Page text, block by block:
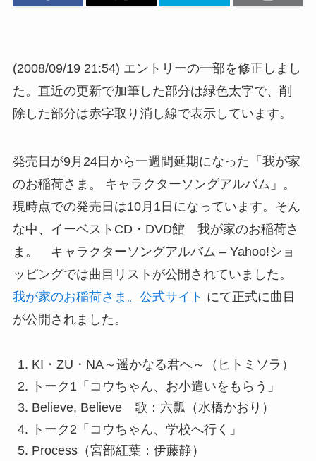
(2008/09/19 21:54) エントリーの一部を修正しまし
た。直近の更新で加筆した部分は緑色太字で、削
除した部分は赤字取り消し線で表示しています。
発売日が9月24日から一週間延期になった「我が家
のお稲荷さま。 キャラクターソングアルバム」。
現時点での発売日は10月1日になっています。 そん
な中、イーベストCD・DVD館 我が家のお稲荷さ
ま。 キャラクターソングアルバム – Yahoo!ショ
ッピングでは曲目リストが公開されていました。
我が家のお稲荷さま。公式サイト にて正式に曲目
が公開されました。
KI・ZU・NA～遥かなる君へ～（ヒトミソラ）
トーク1「コウちゃん、お小遣いをもらう」
Believe, Believe 歌：六瓢（水橋かおり）
トーク2「コウちゃん、学校へ行く」
Process（宮部紅葉：伊藤静）